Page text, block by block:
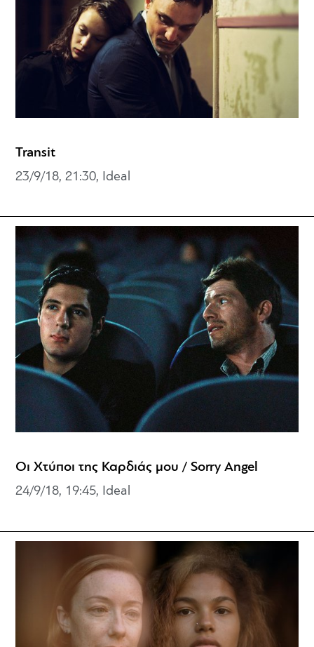
Transit
23/9/18, 21:30, Ideal
Οι Χτύποι της Καρδιάς μου / Sorry Angel
24/9/18, 19:45, Ideal